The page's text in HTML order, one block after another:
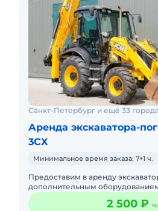
Санкт-Петербург и ещё 33 города
Аренда экскаватора-
3CX
Минимальное время заказа: 7+1 ч.
Предоставим в аренду
дополнительным
гидромолот, вилы и ямобур.
спецтехники - половина2 500 ₽